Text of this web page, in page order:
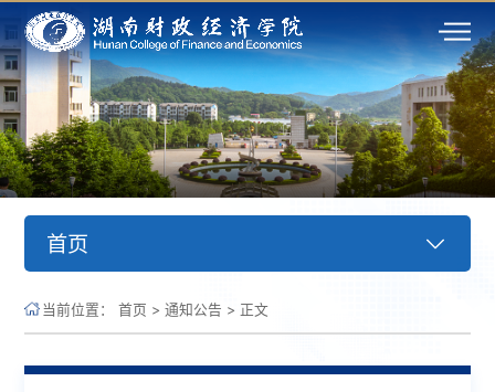
首页
当前位置：首页 >通知公告 > 正文